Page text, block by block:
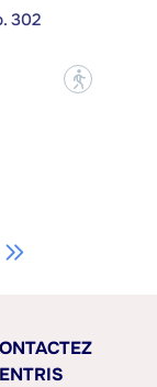
302
?